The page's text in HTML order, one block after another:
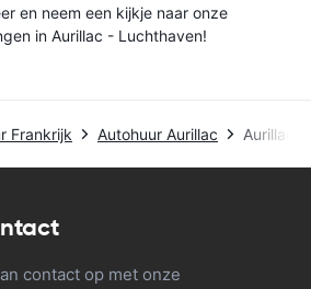
en neem een kijkje naar onze
in Aurillac - Luchthaven!
Frankrijk Autohuur Aurillac Aurillac -
contact op met onze